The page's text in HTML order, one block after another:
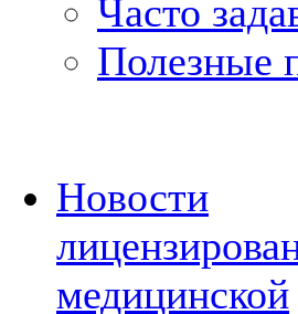
Часто
Полезные
Новости
медицинской